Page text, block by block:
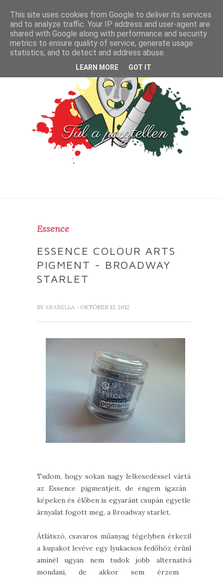
Essence
ESSENCE COLOUR ARTS
PIGMENT - BROADWAY
STARLET
BY ARABELLA - OKTÓBER 13, 2012
Tudom, hogy sokan nagy lelkesedéssel várták
az Essence pigmentjeit, de engem igazán a
képeken és élőben is egyaránt csupán egyetlen
árnyalat fogott meg, a Broadway starlet.
Átlátszó, csavaros műanyag tégelyben érkezik,
a kupakot levéve egy lyukacsos fedőhöz érünk,
aminél ugyan nem tudok jobb alternatívát
mondani, de akkor sem érzem a
This site uses cookies from Google to deliver its services
and to analyze traffic. Your IP address and user-agent are
shared with Google along with performance and security
metrics to ensure quality of service, generate usage
statistics, and to detect and address abuse.
LEARN MORE GOT IT